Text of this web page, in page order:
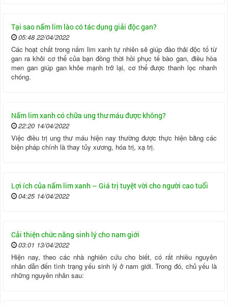
Tại sao nấm lim lào có tác dụng giải độc gan?
05:48 22/04/2022
Các hoạt chất trong nấm lim xanh tự nhiên sẽ giúp đào thải độc tố từ
gan ra khỏi cơ thể của bạn đồng thời hồi phục tế bào gan, điều hòa
men gan giúp gan khỏe mạnh trở lại, cơ thể được thanh lọc nhanh
chóng.
Nấm lim xanh có chữa ung thư máu được không?
22:20 14/04/2022
Việc điều trị ung thư máu hiện nay thường được thực hiện bằng các
biện pháp chính là thay tủy xương, hóa trị, xạ trị.
Lợi ích của nấm lim xanh – Giá trị tuyệt vời cho người cao tuổi
04:25 14/04/2022
Cải thiện chức năng sinh lý cho nam giới
03:01 13/04/2022
Hiện nay, theo các nhà nghiên cứu cho biết, có rất nhiều nguyên
nhân dẫn đến tình trạng yếu sinh lý ở nam giới. Trong đó, chủ yếu là
những nguyên nhân sau: